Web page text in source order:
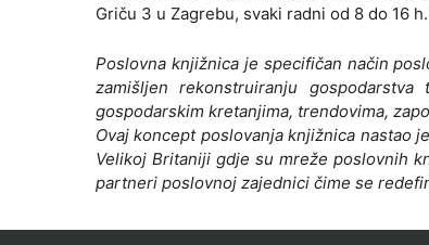
Griču 3 u Zagrebu, svaki radni od 8 do 16
Poslovna knjižnica je specifičan način
zamišljen rekonstruiranju
gospodarskim kretanjima, trendovima,
Ovaj koncept poslovanja knjižnica nastao
Velikoj Britaniji gdje su mreže poslovnih
partneri poslovnoj zajednici čime se